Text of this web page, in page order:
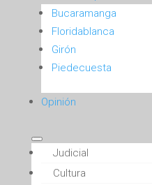
Bucaramanga
Floridablanca
Girón
Piedecuesta
Opinión
Judicial
Cultura